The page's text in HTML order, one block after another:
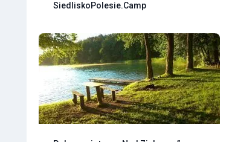
SiedliskoPolesie.Camp